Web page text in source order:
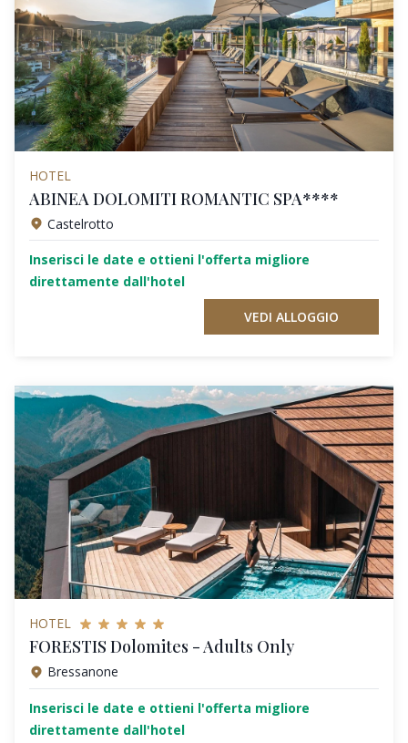
HOTEL
ABINEA DOLOMITI ROMANTIC SPA****
Castelrotto
Inserisci le date e ottieni l'offerta migliore
direttamente dall'hotel
VEDI ALLOGGIO
HOTEL
FORESTIS Dolomites - Adults Only
Bressanone
Inserisci le date e ottieni l'offerta migliore
direttamente dall'hotel